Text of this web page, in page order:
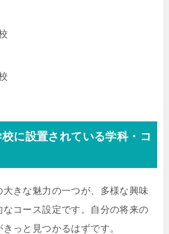
に設置されている学科・コ
きな魅力の一つが、多様な興味
コース設定です。自分の将来の
っと見つかるはずです。